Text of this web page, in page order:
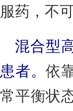
服药，不
混合型
患者。依
常平衡状